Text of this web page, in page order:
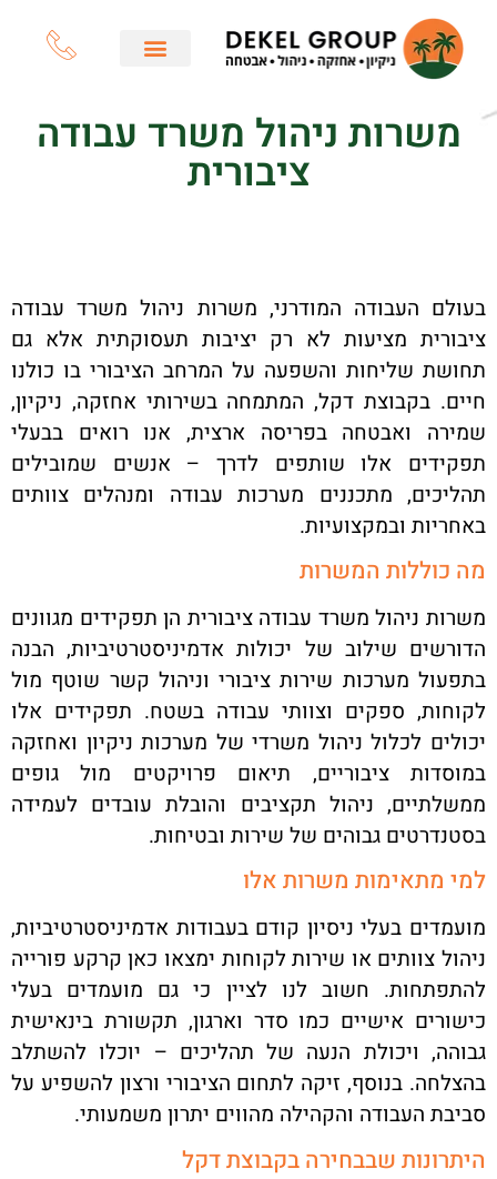
משרות ניהול משרד עבודה
ציבורית
בעולם העבודה המודרני, משרות ניהול משרד עבודה
ציבורית מציעות לא רק יציבות תעסוקתית אלא גם
תחושת שליחות והשפעה על המרחב הציבורי בו כולנו
חיים. בקבוצת דקל, המתמחה בשירותי אחזקה, ניקיון,
שמירה ואבטחה בפריסה ארצית, אנו רואים בבעלי
תפקידים אלו שותפים לדרך – אנשים שמובילים
תהליכים, מתכננים מערכות עבודה ומנהלים צוותים
באחריות ובמקצועיות.
מה כוללות המשרות
משרות ניהול משרד עבודה ציבורית הן תפקידים מגוונים
הדורשים שילוב של יכולות אדמיניסטרטיביות, הבנה
בתפעול מערכות שירות ציבורי וניהול קשר שוטף מול
לקוחות, ספקים וצוותי עבודה בשטח. תפקידים אלו
יכולים לכלול ניהול משרדי של מערכות ניקיון ואחזקה
במוסדות ציבוריים, תיאום פרויקטים מול גופים
ממשלתיים, ניהול תקציבים והובלת עובדים לעמידה
בסטנדרטים גבוהים של שירות ובטיחות.
למי מתאימות משרות אלו
מועמדים בעלי ניסיון קודם בעבודות אדמיניסטרטיביות,
ניהול צוותים או שירות לקוחות ימצאו כאן קרקע פורייה
להתפתחות. חשוב לנו לציין כי גם מועמדים בעלי
כישורים אישיים כמו סדר וארגון, תקשורת בינאישית
גבוהה, ויכולת הנעה של תהליכים – יוכלו להשתלב
בהצלחה. בנוסף, זיקה לתחום הציבורי ורצון להשפיע על
סביבת העבודה והקהילה מהווים יתרון משמעותי.
היתרונות שבבחירה בקבוצת דקל